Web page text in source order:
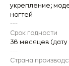
укрепление;
ногтей
---
Срок годности
36 месяцев (дату
---
Страна